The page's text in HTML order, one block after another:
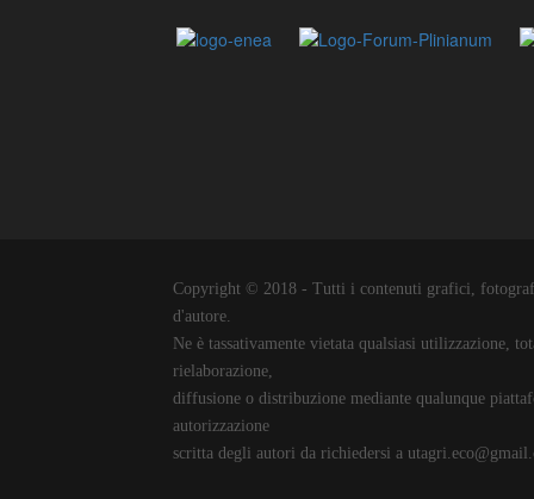
Copyright © 2018 - Tutti i contenuti grafici,
d'autore.
Ne è tassativamente vietata qualsiasi utilizzazione,
rielaborazione,
diffusione o distribuzione mediante qualunque
autorizzazione
scritta degli autori da richiedersi a